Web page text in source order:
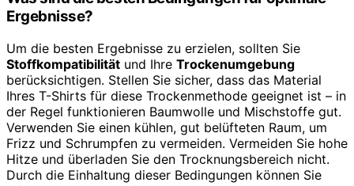
Ergebnisse?
Um die besten Ergebnisse zu erzielen, sollten Sie
Stoffkompatibilität und Ihre Trockenumgebung
berücksichtigen. Stellen Sie sicher, dass das Material
Ihres T-Shirts für diese Trockenmethode geeignet ist – in
der Regel funktionieren Baumwolle und Mischstoffe gut.
Verwenden Sie einen kühlen, gut belüfteten Raum, um
Frizz und Schrumpfen zu vermeiden. Vermeiden Sie hohe
Hitze und überladen Sie den Trocknungsbereich nicht.
Durch die Einhaltung dieser Bedingungen können Sie